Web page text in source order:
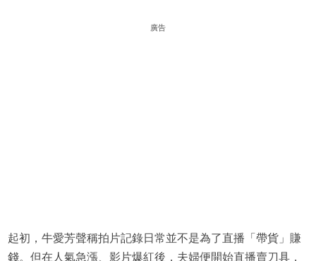
廣告
起初，牛愛芳聲稱拍片記錄日常並不是為了直播「帶貨」賺
錢。但在人氣急漲、影片爆紅後，夫婦便開始直播賣刀具，